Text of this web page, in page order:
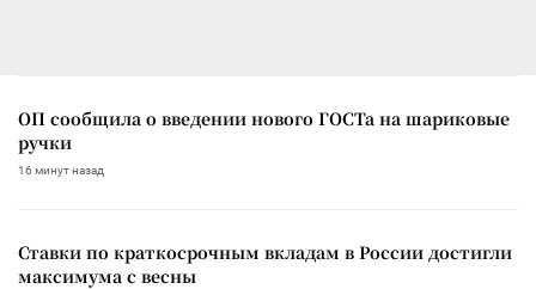
ОП сообщила о введении нового ГОСТа на шариковые
ручки
16 минут назад
Ставки по краткосрочным вкладам в России достигли
максимума с весны